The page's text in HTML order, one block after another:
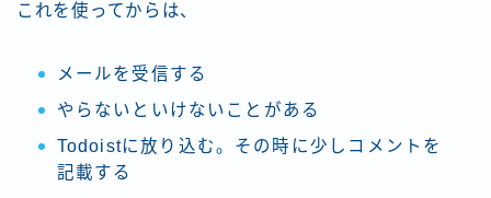
これを使ってからは、
メールを受信する
やらないといけないことがある
Todoistに放り込む。その時に少しコメントを
記載する